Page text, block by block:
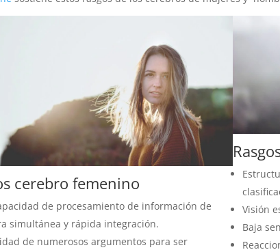
cerebro femenino
de procesamiento de información de
simultánea y rápida integración.
de numerosos argumentos para ser
Visión
Baja